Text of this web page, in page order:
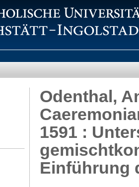
Odenthal,
1591 :
Einführung